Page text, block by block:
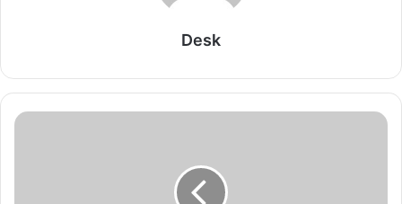
से मिलीं अत्याधुनिक सुविधाएं, बदल गई पूरी तस्वीर
महाकाल के दरबार में उमड़ा आस्था का सैलाब, 8 दिनों में पहुंचे
डाक विभाग का रक्षाबंधन गिफ्ट: बहनों के लिए स्पेशल राखी
Desk